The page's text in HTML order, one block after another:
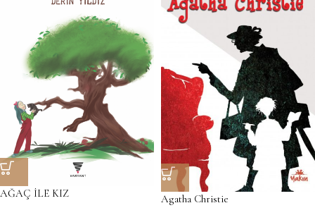
AĞAÇ İLE KIZ Agatha Christie